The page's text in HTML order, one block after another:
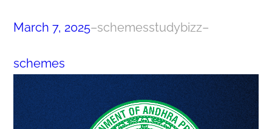
March 7, 2025–schemesstudybizz–
schemes